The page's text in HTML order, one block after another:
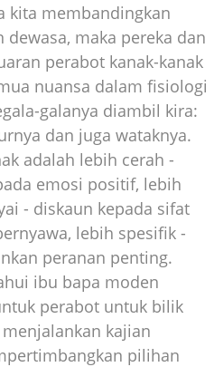
kita membandingkan
maka pereka dan
perabot kanak-kanak
nuansa dalam fisiologi
galanya diambil kira:
dan juga wataknya.
adalah lebih cerah -
emosi positif, lebih
- diskaun kepada sifat
lebih spesifik -
peranan penting.
ibu bapa moden
perabot untuk bilik
kajian
pilihan